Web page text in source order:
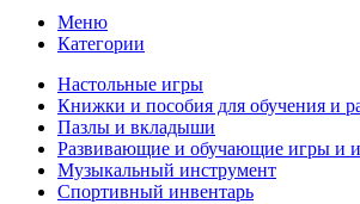
Меню
Категории
Настольные игры
Книжки и пособия для обучения и
Пазлы и вкладыши
Развивающие и обучающие игры и
Музыкальный инструмент
Спортивный инвентарь